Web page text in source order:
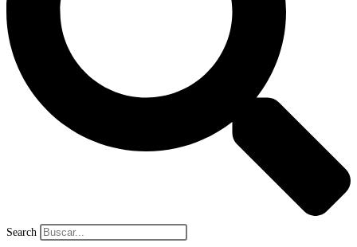
Search